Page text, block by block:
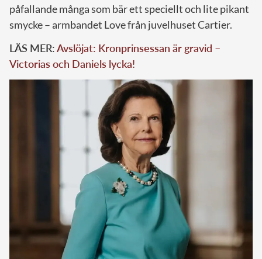
påfallande många som bär ett speciellt och lite pikant
smycke – armbandet Love från juvelhuset Cartier.
LÄS MER:Avslöjat: Kronprinsessan är gravid –
Victorias och Daniels lycka!